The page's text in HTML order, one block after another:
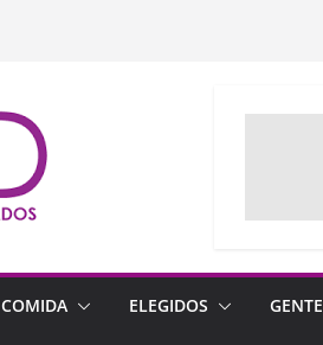
COMIDA ELEGIDOS GENTE